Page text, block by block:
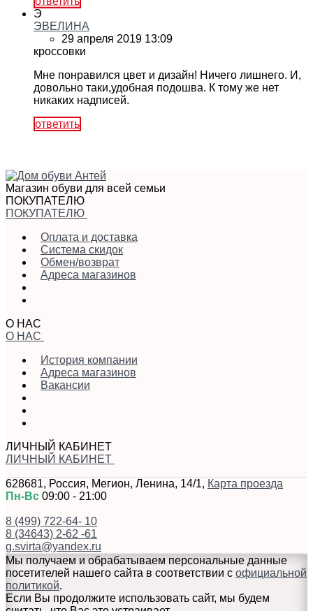
Э
ЭВЕЛИНА
29 апреля 2019 13:09
кроссовки
Мне понравился цвет и дизайн! Ничего лишнего. И,
довольно таки,удобная подошва. К тому же нет
никаких надписей.
ответить
Магазин обуви для всей семьи
ПОКУПАТЕЛЮ
ПОКУПАТЕЛЮ
Оплата и доставка
Система скидок
Обмен/возврат
Адреса магазинов
О НАС
О НАС
История компании
Адреса магазинов
Вакансии
ЛИЧНЫЙ КАБИНЕТ
ЛИЧНЫЙ КАБИНЕТ
628681, Россия, Мегион, Ленина, 14/1, Карта проезда
Пн-Вс 09:00 - 21:00
8 (499) 722-64- 10
8 (34643) 2-62 -61
g.svirta@yandex.ru
Мы получаем и обрабатываем персональные данные
посетителей нашего сайта в соответствии с официальной
политикой.
Если Вы продолжите использовать сайт, мы будем